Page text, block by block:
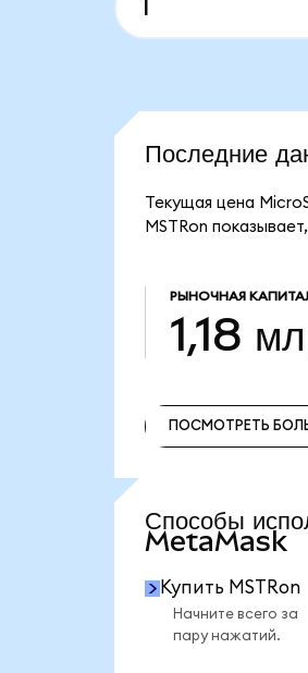
Последние
Текущая цена
MSTRon
РЫНОЧНАЯ
1,18
ПОСМОТРЕТЬ
Способы
MetaMask
Купить MSTRon
Начните всего за
пару нажатий.